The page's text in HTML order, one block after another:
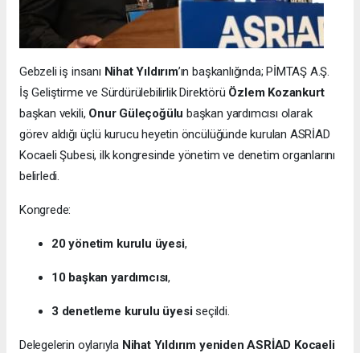
Gebzeli iş insanı Nihat Yıldırım’ın başkanlığında; PİMTAŞ A.Ş.
İş Geliştirme ve Sürdürülebilirlik Direktörü Özlem Kozankurt
başkan vekili, Onur Güleçoğülu başkan yardımcısı olarak
görev aldığı üçlü kurucu heyetin öncülüğünde kurulan ASRİAD
Kocaeli Şubesi, ilk kongresinde yönetim ve denetim organlarını
belirledi.
Kongrede:
20 yönetim kurulu üyesi,
10 başkan yardımcısı,
3 denetleme kurulu üyesiseçildi.
Delegelerin oylarıyla Nihat Yıldırım yeniden ASRİAD Kocaeli